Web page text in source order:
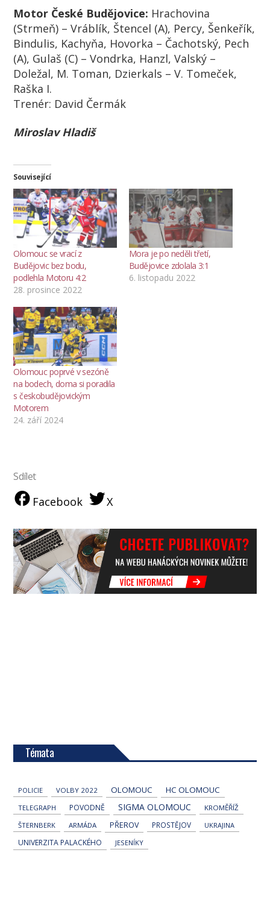
Motor České Budějovice: Hrachovina
(Strmeň) – Vráblík, Štencel (A), Percy, Šenkeřík,
Bindulis, Kachyňa, Hovorka – Čachotský, Pech
(A), Gulaš (C) – Vondrka, Hanzl, Valský –
Doležal, M. Toman, Dzierkals – V. Tomeček,
Raška I.
Trenér: David Čermák
Miroslav Hladiš
Související
Olomouc se vrací z
Budějovic bez bodu,
podlehla Motoru 4:2
28. prosince 2022
Mora je po neděli třetí,
Budějovice zdolala 3:1
6. listopadu 2022
Olomouc poprvé v sezóně
na bodech, doma si poradila
s českobudějovickým
Motorem
24. září 2024
Sdílet
Facebook X
Témata
POLICIE VOLBY 2022 OLOMOUC HC OLOMOUC
TELEGRAPH POVODNĚ SIGMA OLOMOUC
KROMĚŘÍŽ
ŠTERNBERK
ARMÁDA PŘEROV PROSTĚJOV UKRAJINA
UNIVERZITA PALACKÉHO JESENÍKY